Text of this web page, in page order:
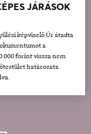
JÁRÁSOK
képviselő Úr átadta
a
000 forint vissza nem
határozata